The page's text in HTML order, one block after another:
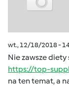
wt., 12/18/2018 -
Nie zawsze
https://top-
na ten temat, a